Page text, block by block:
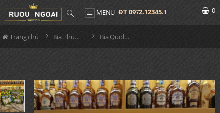
MENU ĐT 0972.12345.1 0
Trang chủ Bia Thụy Sĩ Bia Quöllfrisch Hopfig Herb (5 loại hoa bia)